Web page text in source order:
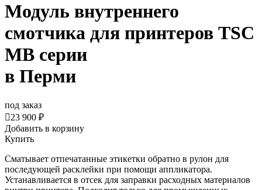
Модуль внутреннего
смотчика для принтеров TSC
МВ серии
в Перми
под заказ
23 900 ₽
Добавить в корзину
Купить
Сматывает отпечатанные этикетки обратно в рулон для
последующей расклейки при помощи аппликатора.
Устанавливается в отсек для заправки расходных материалов